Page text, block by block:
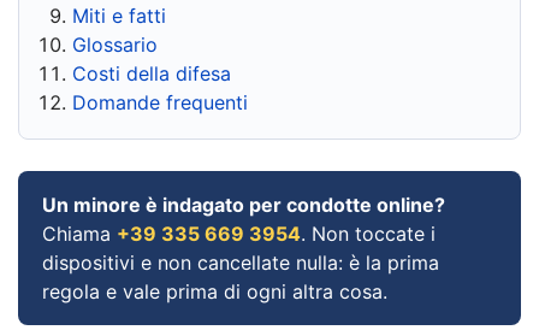
Miti e fatti
Glossario
Costi della difesa
Domande frequenti
Un minore è indagato per condotte online?
Chiama +39 335 669 3954. Non toccate i
dispositivi e non cancellate nulla: è la prima
regola e vale prima di ogni altra cosa.